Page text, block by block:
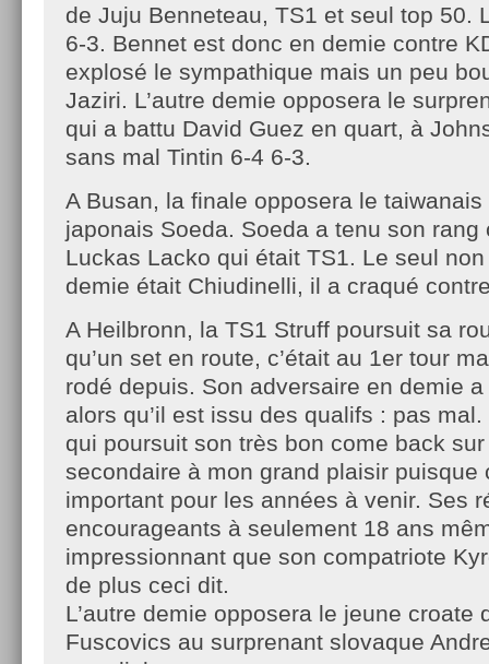
de Juju Benneteau, TS1 et seul top 50.
6-3. Bennet est donc en demie contre
explosé le sympathique mais un peu
Jaziri. L’autre demie opposera le
qui a battu David Guez en quart, à
sans mal Tintin 6-4 6-3.
A Busan, la finale opposera le
japonais Soeda. Soeda a tenu son rang
Luckas Lacko qui était TS1. Le seul
demie était Chiudinelli, il a craqué
A Heilbronn, la TS1 Struff poursuit sa
qu’un set en route, c’était au 1er tour
rodé depuis. Son adversaire en demie
alors qu’il est issu des qualifs : pas mal.
qui poursuit son très bon come back
secondaire à mon grand plaisir puisque
important pour les années à venir. Ses
encourageants à seulement 18 ans
impressionnant que son compatriote
de plus ceci dit.
L’autre demie opposera le jeune croate
Fuscovics au surprenant slovaque